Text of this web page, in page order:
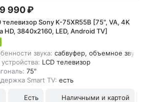
990 ₽
телевизор Sony K-75XR55B [75", VA, 4K
HD, 3840х2160, LED, Android TV]
звука: сабвуфер, объемное
LCD телевизор
75"
Smart TV: есть
Есть Наличными и картой